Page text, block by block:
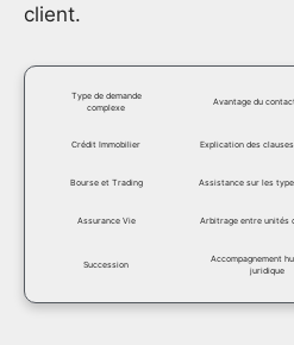
client.
Type de demande
complexe
Avantage du
Crédit Immobilier Explication des
Bourse et Trading Assistance sur les
Assurance Vie Arbitrage entre unités
Succession
Accompagnement
juridique